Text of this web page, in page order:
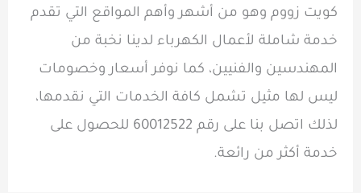
كويت زووم وهو من أشهر وأهم المواقع التي تقدم
خدمة شاملة لأعمال الكهرباء لدينا نخبة من
المهندسين والفنيين، كما نوفر أسعار وخصومات
ليس لها مثيل تشمل كافة الخدمات التي نقدمها،
لذلك اتصل بنا على رقم 60012522 للحصول على
خدمة أكثر من رائعة.